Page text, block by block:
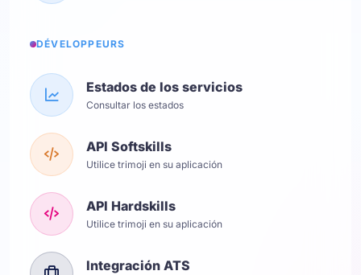
DÉVELOPPEURS
Estados de los servicios
Consultar los estados
API Softskills
Utilice trimoji en su aplicación
API Hardskills
Utilice trimoji en su aplicación
Integración ATS